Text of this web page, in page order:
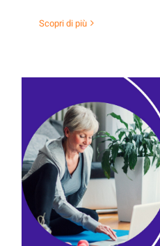
Scopri di più